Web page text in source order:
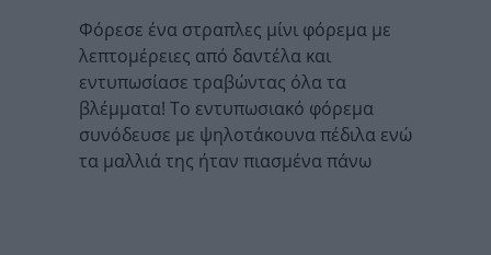
Φόρεσε ένα στραπλες μίνι φόρεμα με
λεπτομέρειες από δαντέλα και
εντυπωσίασε τραβώντας όλα τα
βλέμματα! Το εντυπωσιακό φόρεμα
συνόδευσε με ψηλοτάκουνα πέδιλα ενώ
τα μαλλιά της ήταν πιασμένα πάνω